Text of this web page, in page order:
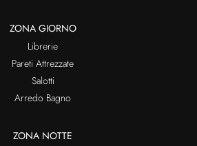
ZONA GIORNO
Librerie
Pareti Attrezzate
Salotti
Arredo Bagno
ZONA NOTTE